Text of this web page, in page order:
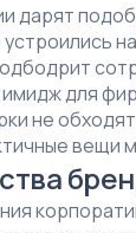
дарят
для
не
вещи